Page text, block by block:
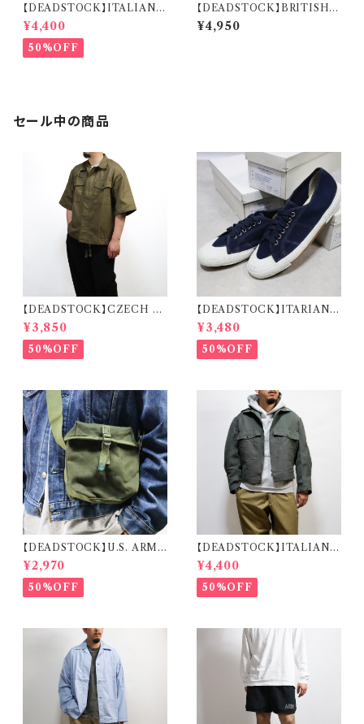
【DEADSTOCK】ITALIAN A
IR FORCE PILOT JACKET
イタリア軍 エアフォース パイロ
ットジャケット
¥4,400
50%OFF
【DEADSTOCK】BRITISH A
RMY TROPICAL COMBA
T JACKET DESERT DPM
¥4,950
セール中の商品
【DEADSTOCK】CZECH A
RMY REMAKE HALF SLEE
VE SHIRT チェコ軍 リメイク
ハーフスリーブ シャツ
¥3,850
50%OFF
【DEADSTOCK】ITARIAN
MILITARY M.M. DECK S
HOES イタリア海軍 デッキシュ
ーズ 箱付き デッドストック
¥3,480
50%OFF
【DEADSTOCK】U.S. ARMY
CW-502 RADIO TRANSMI
SSION CABLE BAG 米軍 ラ
ジオケーブルバッグ
¥2,970
50%OFF
【DEADSTOCK】ITALIAN A
IR FORCE PILOT JACKET
イタリア軍 エアフォース パイロ
ットジャケット
¥4,400
50%OFF